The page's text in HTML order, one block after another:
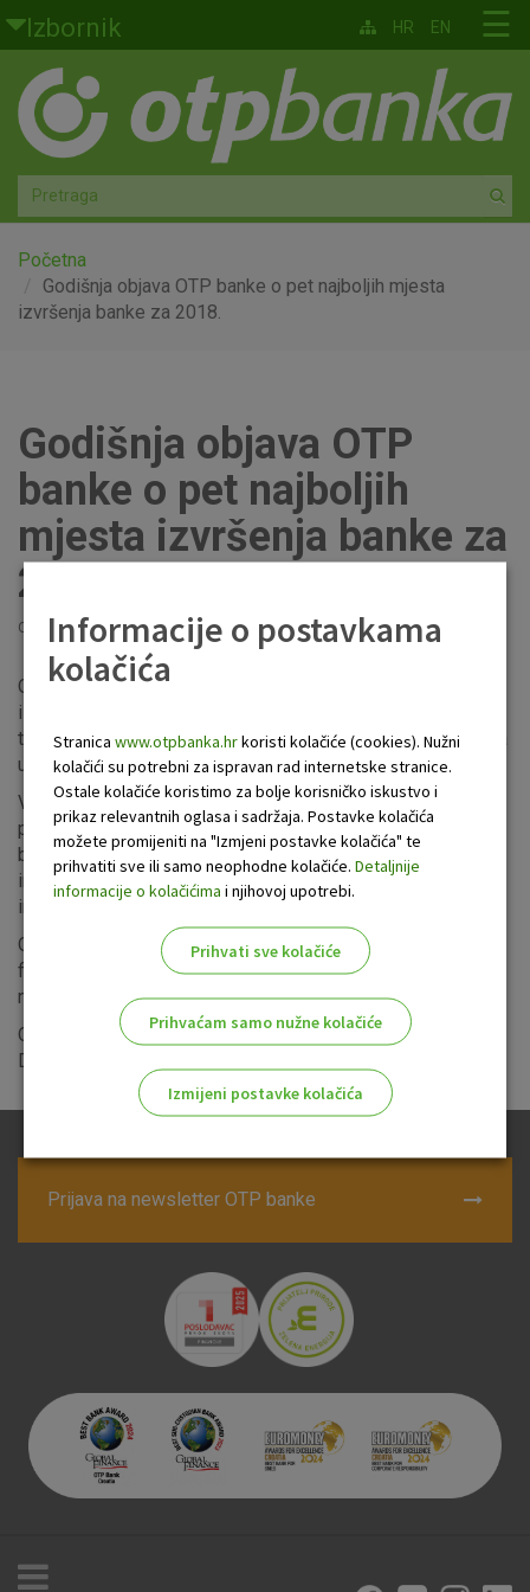
Skoči na glavni sadržaj
Izbornik
Građani
Privatno bankarstvo
Agro
Mala poduzeća i obrtnici
Srednja i velika poduzeća
Faktoring
O nama
☰
HR EN
Početna
Godišnja objava OTP banke o pet najboljih mjesta
izvršenja banke za 2018.
Godišnja objava OTP
banke o pet najboljih
mjesta izvršenja banke za
2018.
Objavljeno: 30.4.2019
OTP Banka objavljuje Informacije o pet najboljih mjesta
izvršenja financijskih instrumenata u smislu volumena
trgovanja na kojima je OTP banka izvršavala naloge klijenata
u 2018 godini.
Volumen izvršenja i broj izvršenih naloga izražen je kao
postotak ukupnog volumena izvršenja odnosno ukupnog
broja izvršenih naloga u tom razredu financijskog
instrumenta radi sprječavanja objave potencijalno osjetljivih
informacija o volumenu poslovanja OTP banke.
Objavljuju se informacije zasebno za svaki razred
financijskih instrumenata u cilju usporedbe i analize pet
najboljih mjesta izvršenja.
Ova informacija regulatornog je karaktera, te se temelji na
Delegiranoj uredbi EU 2017/576.
Prijava na newsletter OTP banke
Informacije o postavkama
kolačića
Stranica www.otpbanka.hrkoristi kolačiće (cookies). Nužni
kolačići su potrebni za ispravan rad internetske stranice.
Ostale kolačiće koristimo za bolje korisničko iskustvo i
prikaz relevantnih oglasa i sadržaja. Postavke kolačića
možete promijeniti na "Izmjeni postavke kolačića" te
prihvatiti sve ili samo neophodne kolačiće. Detaljnije
informacije o kolačićima i njihovoj upotrebi.
Prihvati sve kolačiće
Prihvaćam samo nužne kolačiće
Izmijeni postavke kolačića
Analitički kolačići
Marketinški kolačići
Prihvaćam upotrebu navedenih kolačića
ne mogu se isključiti u našim sustavima. Uobičajeno se